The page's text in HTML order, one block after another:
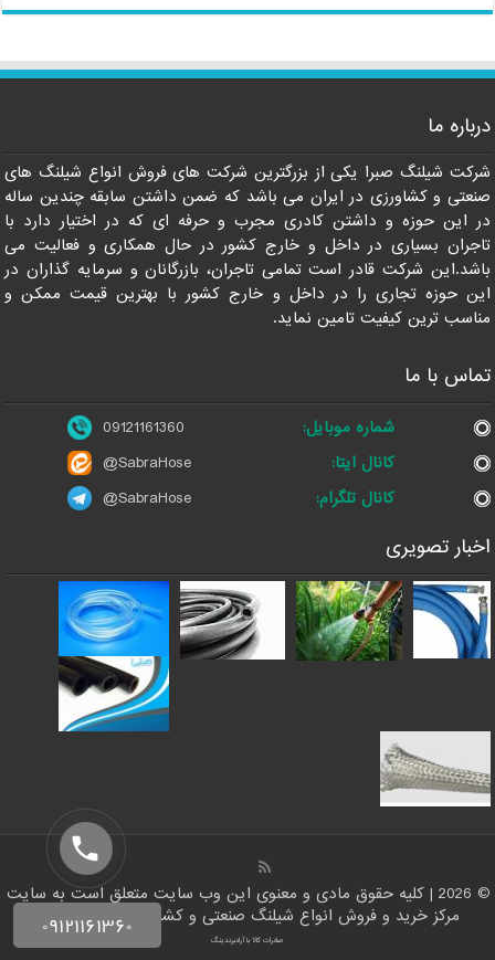
درباره ما
شرکت شیلنگ صبرا یکی از بزرگترین شرکت های فروش انواع شیلنگ های
صنعتی و کشاورزی در ایران می باشد که ضمن داشتن سابقه چندین ساله
در این حوزه و داشتن کادری مجرب و حرفه ای که در اختیار دارد با
تاجران بسیاری در داخل و خارج کشور در حال همکاری و فعالیت می
باشد.این شرکت قادر است تمامی تاجران، بازرگانان و سرمایه گذاران در
این حوزه تجاری را در داخل و خارج کشور با بهترین قیمت ممکن و
مناسب ترین کیفیت تامین نماید.
تماس با ما
شماره موبایل:
09121161360
کانال ایتا:
@SabraHose
کانال تلگرام:
@SabraHose
اخبار تصویری
© 2026 | کلیه حقوق مادی و معنوی این وب سایت متعلق است به سایت
مرکز خرید و فروش انواع شیلنگ صنعتی و کشاورزی | ایران شلنگ
صادرات کالا با آرادبرندینگ
09121161360